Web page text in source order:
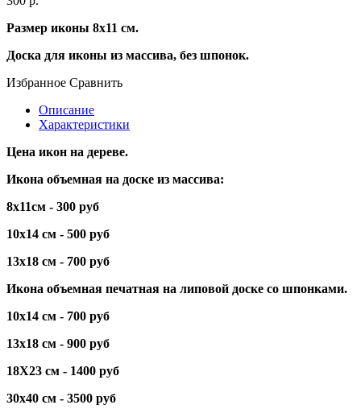
Размер иконы 8x11 см.
Доска для иконы из массива, без шпонок.
Избранное Сравнить
Описание
Характеристики
Цена икон на дереве.
Икона объемная на доске из массива:
8x11см - 300 руб
10x14 см - 500 руб
13x18 см - 700 руб
Икона объемная печатная на липовой доске со шпонками.
10x14 см - 700 руб
13x18 см - 900 руб
18X23 см - 1400 руб
30x40 см - 3500 руб